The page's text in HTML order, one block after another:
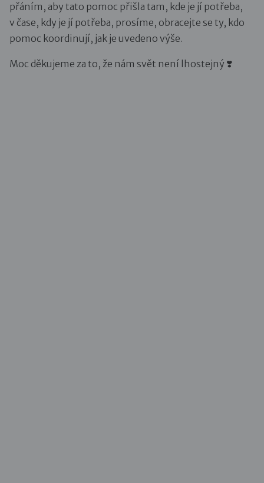
přáním, aby tato pomoc přišla tam, kde je jí potřeba,
v čase, kdy je jí potřeba, prosíme, obracejte se ty, kdo
pomoc koordinují, jak je uvedeno výše.
Moc děkujeme za to, že nám svět není lhostejný ❣️